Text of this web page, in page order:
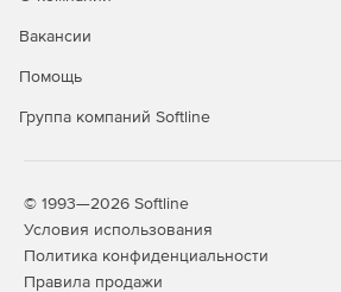
Вакансии
Помощь
Группа компаний Softline
© 1993—2026 Softline
Условия использования
Политика конфиденциальности
Правила продажи